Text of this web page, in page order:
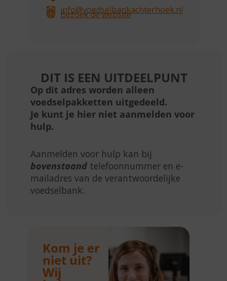
info@voedselbankachterhoek.nl
Bezoek de website
DIT IS EEN UITDEELPUNT
Op dit adres worden alleen
voedselpakketten uitgedeeld.
Je kunt je hier niet aanmelden voor
hulp.
Aanmelden voor hulp kan bij
bovenstaand telefoonnummer en e-
mailadres van de verantwoordelijke
voedselbank.
Kom je er
niet uit?
Wij